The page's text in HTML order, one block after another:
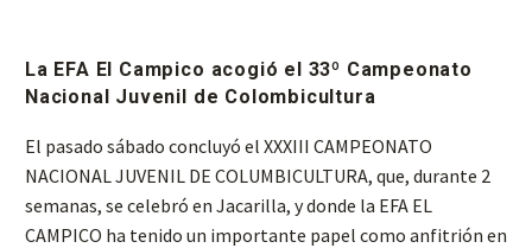
La EFA El Campico acogió el 33º Campeonato
Nacional Juvenil de Colombicultura
El pasado sábado concluyó el XXXIII CAMPEONATO
NACIONAL JUVENIL DE COLUMBICULTURA, que, durante 2
semanas, se celebró en Jacarilla, y donde la EFA EL
CAMPICO ha tenido un importante papel como anfitrión en